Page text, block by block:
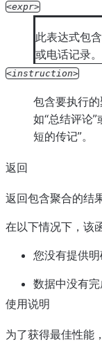
expr
此表达式包
或电话记录。
instruction
包含要执行
如“总结评论
短的传记”。
返回
返回包含聚合的结
在以下情况下，该
您没有提供
数据中没有
使用说明
为了获得最佳性能